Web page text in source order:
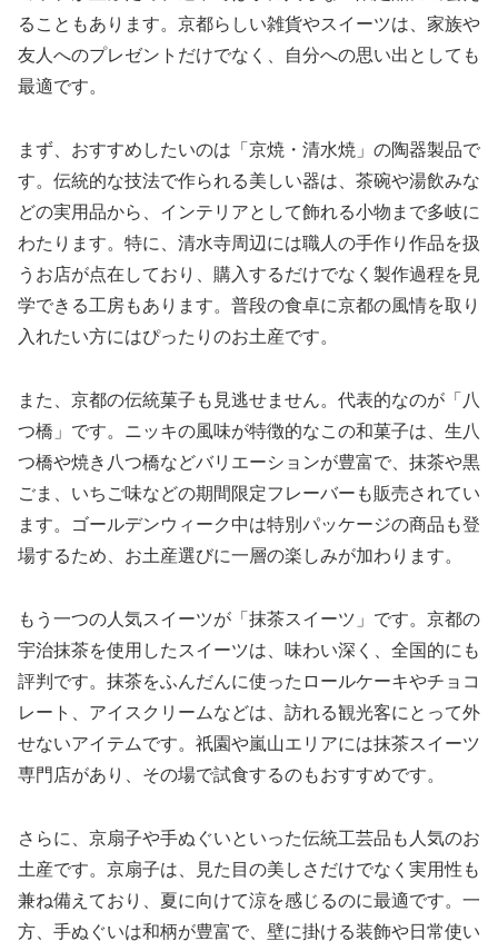
ることもあります。京都らしい雑貨やスイーツは、家族や
友人へのプレゼントだけでなく、自分への思い出としても
最適です。
まず、おすすめしたいのは「京焼・清水焼」の陶器製品で
す。伝統的な技法で作られる美しい器は、茶碗や湯飲みな
どの実用品から、インテリアとして飾れる小物まで多岐に
わたります。特に、清水寺周辺には職人の手作り作品を扱
うお店が点在しており、購入するだけでなく製作過程を見
学できる工房もあります。普段の食卓に京都の風情を取り
入れたい方にはぴったりのお土産です。
また、京都の伝統菓子も見逃せません。代表的なのが「八
つ橋」です。ニッキの風味が特徴的なこの和菓子は、生八
つ橋や焼き八つ橋などバリエーションが豊富で、抹茶や黒
ごま、いちご味などの期間限定フレーバーも販売されてい
ます。ゴールデンウィーク中は特別パッケージの商品も登
場するため、お土産選びに一層の楽しみが加わります。
もう一つの人気スイーツが「抹茶スイーツ」です。京都の
宇治抹茶を使用したスイーツは、味わい深く、全国的にも
評判です。抹茶をふんだんに使ったロールケーキやチョコ
レート、アイスクリームなどは、訪れる観光客にとって外
せないアイテムです。祇園や嵐山エリアには抹茶スイーツ
専門店があり、その場で試食するのもおすすめです。
さらに、京扇子や手ぬぐいといった伝統工芸品も人気のお
土産です。京扇子は、見た目の美しさだけでなく実用性も
兼ね備えており、夏に向けて涼を感じるのに最適です。一
方、手ぬぐいは和柄が豊富で、壁に掛ける装飾や日常使い